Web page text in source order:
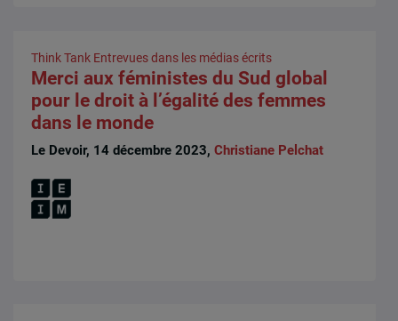
Think Tank Entrevues dans les médias écrits
Merci aux féministes du Sud global
pour le droit à l’égalité des femmes
dans le monde
Le Devoir, 14 décembre 2023,Christiane Pelchat